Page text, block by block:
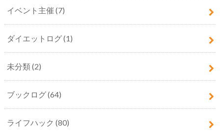
イベント主催 (7)
ダイエットログ(1)
未分類(2)
ブックログ(64)
ライフハック (80)